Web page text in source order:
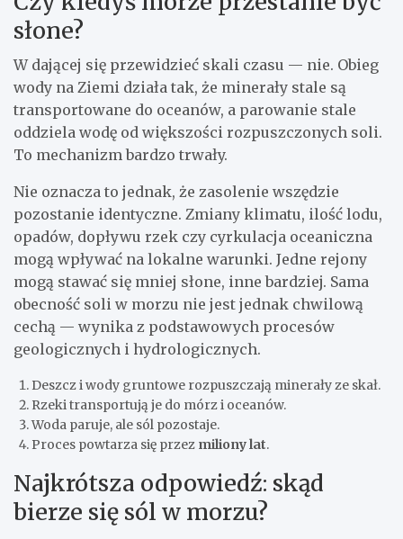
słone?
W dającej się przewidzieć skali czasu — nie. Obieg
wody na Ziemi działa tak, że minerały stale są
transportowane do oceanów, a parowanie stale
oddziela wodę od większości rozpuszczonych soli.
To mechanizm bardzo trwały.
Nie oznacza to jednak, że zasolenie wszędzie
pozostanie identyczne. Zmiany klimatu, ilość lodu,
opadów, dopływu rzek czy cyrkulacja oceaniczna
mogą wpływać na lokalne warunki. Jedne rejony
mogą stawać się mniej słone, inne bardziej. Sama
obecność soli w morzu nie jest jednak chwilową
cechą — wynika z podstawowych procesów
geologicznych i hydrologicznych.
Deszcz i wody gruntowe rozpuszczają minerały ze skał.
Rzeki transportują je do mórz i oceanów.
Woda paruje, ale sól pozostaje.
Proces powtarza się przez miliony lat.
Najkrótsza odpowiedź: skąd
bierze się sól w morzu?